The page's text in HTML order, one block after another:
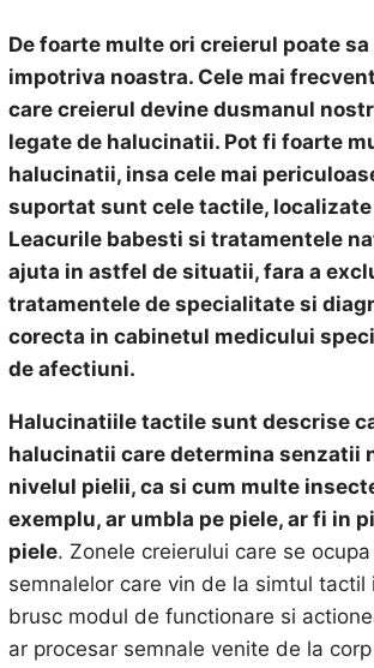
De foarte multe ori creierul poate
impotriva noastra. Cele mai
care creierul devine dusmanul
legate de halucinatii. Pot fi foarte
halucinatii, insa cele mai
suportat sunt cele tactile,
Leacurile babesti si tratamentele
ajuta in astfel de situatii, fara a
tratamentele de specialitate si
corecta in cabinetul medicului
de afectiuni.
Halucinatiile tactile sunt descrise
halucinatii care determina senzatii
nivelul pielii, ca si cum multe
exemplu, ar umbla pe piele, ar fi in
piele. Zonele creierului care se
semnalelor care vin de la simtul tactil
brusc modul de functionare si
ar procesar semnale venite de la